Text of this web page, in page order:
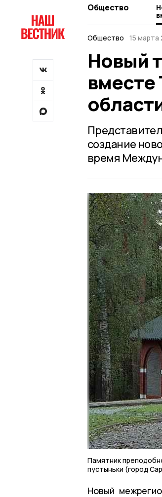
Общество
Общество
15 марта
Новый
вместе
создание
время
Памятник
пустыньки (город
Новый